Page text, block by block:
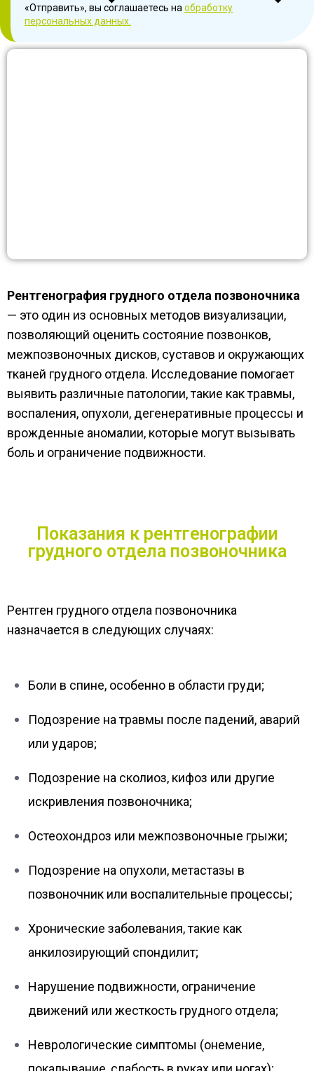
«Отправить», вы соглашаетесь на обработку
персональных данных.
Рентгенография грудного отдела позвоночника
— это один из основных методов визуализации,
позволяющий оценить состояние позвонков,
межпозвоночных дисков, суставов и окружающих
тканей грудного отдела. Исследование помогает
выявить различные патологии, такие как травмы,
воспаления, опухоли, дегенеративные процессы и
врожденные аномалии, которые могут вызывать
боль и ограничение подвижности.
Показания к рентгенографии
грудного отдела позвоночника
Рентген грудного отдела позвоночника
назначается в следующих случаях:
Боли в спине, особенно в области груди;
Подозрение на травмы после падений, аварий
или ударов;
Подозрение на сколиоз, кифоз или другие
искривления позвоночника;
Остеохондроз или межпозвоночные грыжи;
Подозрение на опухоли, метастазы в
позвоночник или воспалительные процессы;
Хронические заболевания, такие как
анкилозирующий спондилит;
Нарушение подвижности, ограничение
движений или жесткость грудного отдела;
Неврологические симптомы (онемение,